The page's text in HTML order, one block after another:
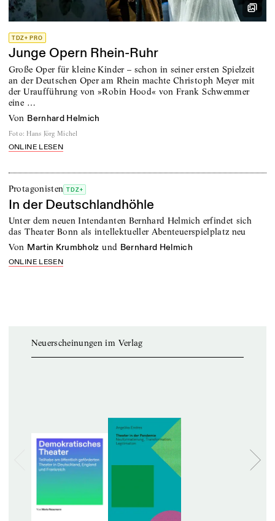
TDZ+ PRO
Junge Opern Rhein-Ruhr
Große Oper für kleine Kinder – schon in seiner ersten Spielzeit
an der Deutschen Oper am Rhein machte Christoph Meyer mit
der Uraufführung von »Robin Hood« von Frank Schwemmer
eine …
von Bernhard Helmich
Foto: Hans Jörg Michel
ONLINE LESEN
Protagonisten TDZ+
In der Deutschlandhöhle
Unter dem neuen Intendanten Bernhard Helmich erfindet sich
das Theater Bonn als intellektueller Abenteuerspielplatz neu
von Martin Krumbholz und Bernhard Helmich
ONLINE LESEN
Neuerscheinungen im Verlag